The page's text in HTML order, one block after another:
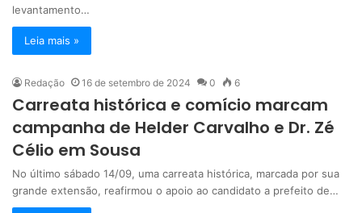
levantamento…
Leia mais »
Redação 16 de setembro de 2024 0 6
Carreata histórica e comício marcam
campanha de Helder Carvalho e Dr. Zé
Célio em Sousa
No último sábado 14/09, uma carreata histórica, marcada por sua
grande extensão, reafirmou o apoio ao candidato a prefeito de…